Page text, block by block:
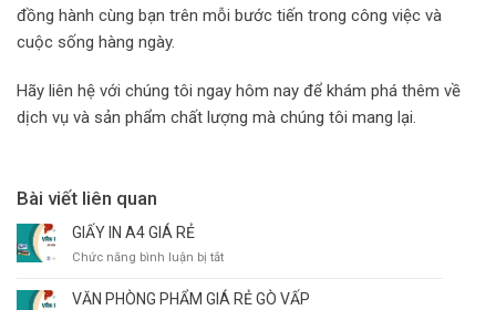
đồng hành cùng bạn trên mỗi bước tiến trong công việc và
cuộc sống hàng ngày.
Hãy liên hệ với chúng tôi ngay hôm nay để khám phá thêm về
dịch vụ và sản phẩm chất lượng mà chúng tôi mang lại.
Bài viết liên quan
GIẤY IN A4 GIÁ RẺ
Chức năng bình luận bị tắtở
IN
VĂN PHÒNG PHẨM GIÁ RẺ GÒ VẤP